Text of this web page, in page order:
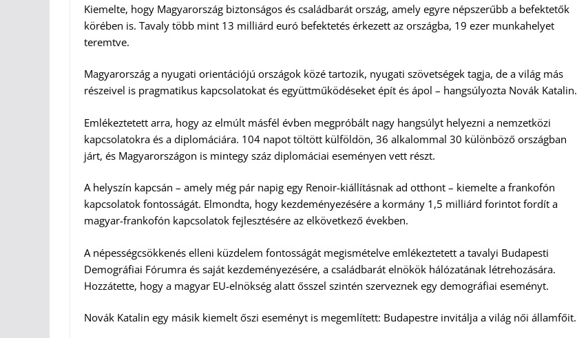
Kiemelte, hogy Magyarország biztonságos és családbarát ország, amely egyre népszerűbb a befektetők
körében is. Tavaly több mint 13 milliárd euró befektetés érkezett az országba, 19 ezer munkahelyet
teremtve.
Magyarország a nyugati orientációjú országok közé tartozik, nyugati szövetségek tagja, de a világ más
részeivel is pragmatikus kapcsolatokat és együttműködéseket épít és ápol – hangsúlyozta Novák Katalin.
Emlékeztetett arra, hogy az elmúlt másfél évben megpróbált nagy hangsúlyt helyezni a nemzetközi
kapcsolatokra és a diplomáciára. 104 napot töltött külföldön, 36 alkalommal 30 különböző országban
járt, és Magyarországon is mintegy száz diplomáciai eseményen vett részt.
A helyszín kapcsán – amely még pár napig egy Renoir-kiállításnak ad otthont – kiemelte a frankofón
kapcsolatok fontosságát. Elmondta, hogy kezdeményezésére a kormány 1,5 milliárd forintot fordít a
magyar-frankofón kapcsolatok fejlesztésére az elkövetkező években.
A népességcsökkenés elleni küzdelem fontosságát megismételve emlékeztetett a tavalyi Budapesti
Demográfiai Fórumra és saját kezdeményezésére, a családbarát elnökök hálózatának létrehozására.
Hozzátette, hogy a magyar EU-elnökség alatt ősszel szintén szerveznek egy demográfiai eseményt.
Novák Katalin egy másik kiemelt őszi eseményt is megemlített: Budapestre invitálja a világ női államfőit.